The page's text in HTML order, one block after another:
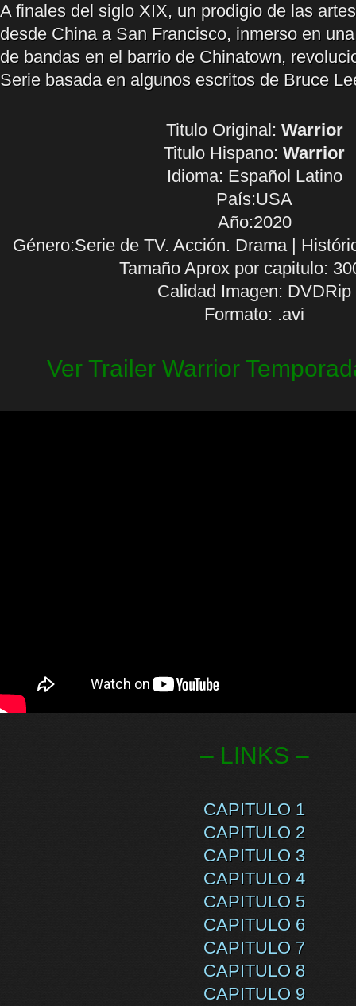
A finales del siglo XIX, un prodigio de las
desde China a San Francisco, inmerso en
de bandas en el barrio de Chinatown,
Serie basada en algunos escritos de Bruce
Titulo Original: Warrior
Titulo Hispano: Warrior
Idioma: Español Latino
País:USA
Año:2020
Género:Serie de TV. Acción. Drama |
Tamaño Aprox por capitulo:
Calidad Imagen: DVDRip
Formato: .avi
Ver Trailer Warrior
– LINKS –
CAPITULO 1
CAPITULO 2
CAPITULO 3
CAPITULO 4
CAPITULO 5
CAPITULO 6
CAPITULO 7
CAPITULO 8
CAPITULO 9